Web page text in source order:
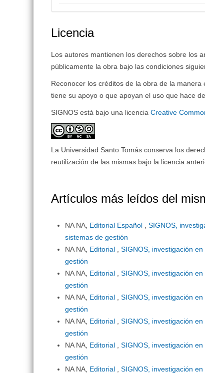
Licencia
Los autores mantienen los derechos sobre los
públicamente la obra bajo las condiciones
Reconocer los créditos de la obra de la
tiene su apoyo o que apoyan el uso que hace
SIGNOS está bajo una licenciaCreative
La Universidad Santo Tomás conserva los
reutilización de las mismas bajo la licencia
Artículos más leídos del
NA NA, Editorial Español ,SIGNOS,
sistemas de gestión
NA NA, Editorial ,SIGNOS, investigación
gestión
NA NA, Editorial ,SIGNOS, investigación
gestión
NA NA, Editorial ,SIGNOS, investigación
gestión
NA NA, Editorial ,SIGNOS, investigación
gestión
NA NA, Editorial ,SIGNOS, investigación
gestión
NA NA, Editorial ,SIGNOS, investigación